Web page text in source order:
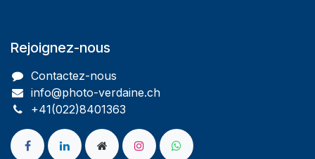
Rejoignez-nous
Contactez-nous
info@photo-verdaine.ch​
​​+41(022)8401363